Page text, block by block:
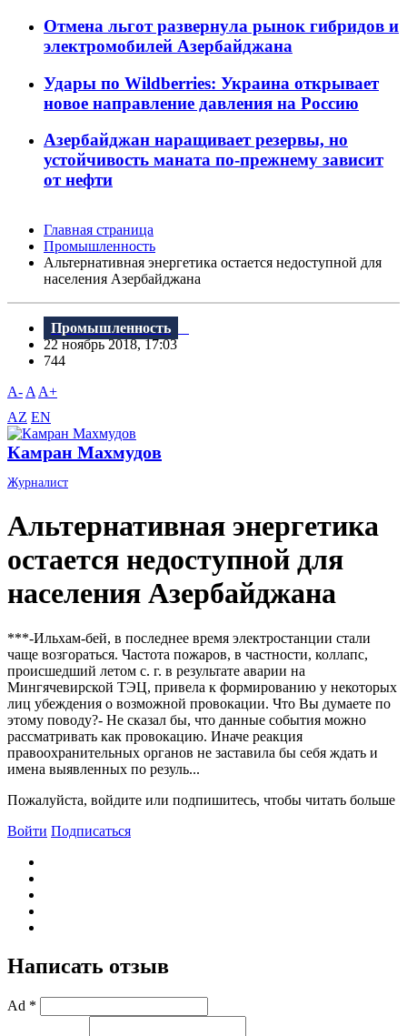
Отмена льгот развернула рынок гибридов и
электромобилей Азербайджана
Удары по Wildberries: Украина открывает
новое направление давления на Россию
Азербайджан наращивает резервы, но
устойчивость маната по-прежнему зависит
от нефти
Главная страница
Промышленность
Альтернативная энергетика остается недоступной для
населения Азербайджана
Промышленность
22 ноябрь 2018, 17:03
744
A- A A+
AZ EN
Камран Махмудов
Журналист
Альтернативная энергетика
остается недоступной для
населения Азербайджана
***-Ильхам-бей, в последнее время электростанции стали
чаще возгораться. Частота пожаров, в частности, коллапс,
происшедший летом с. г. в результате аварии на
Мингячевирской ТЭЦ, привела к формированию у некоторых
лиц убеждения о возможной провокации. Что Bы думаете по
этому поводу?- Не сказал бы, что данные события можно
рассматривать как провокацию. Иначе реакция
правоохранительных органов не заставила бы себя ждать и
имена выявленных по резуль...
Пожалуйста, войдите или подпишитесь, чтобы читать больше
Войти Подписаться
Написать отзыв
Ad *